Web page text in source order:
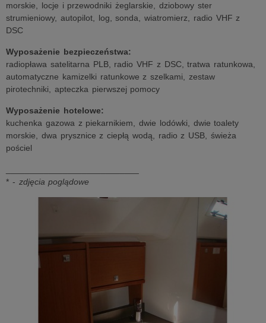
morskie, locje i przewodniki żeglarskie, dziobowy ster
strumieniowy, autopilot, log, sonda, wiatromierz, radio VHF z
DSC
Wyposażenie bezpieczeństwa:
radiopława satelitarna PLB, radio VHF z DSC, tratwa ratunkowa,
automatyczne kamizelki ratunkowe z szelkami, zestaw
pirotechniki, apteczka pierwszej pomocy
Wyposażenie hotelowe:
kuchenka gazowa z piekarnikiem, dwie lodówki, dwie toalety
morskie, dwa prysznice z ciepłą wodą, radio z USB, świeża
pościel
* - zdjęcia poglądowe